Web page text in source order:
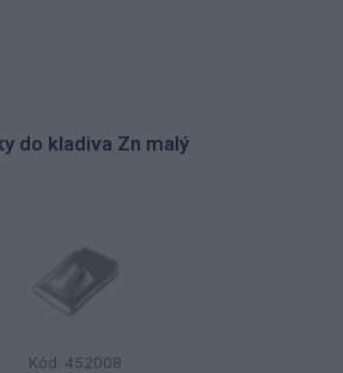
do kladiva Zn malý
Kód: 452008